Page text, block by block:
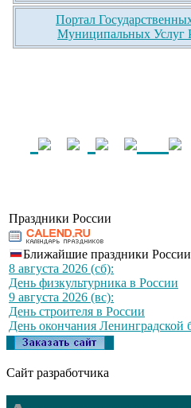
Портал
Муниципальных Услуг
Праздники России
Ближайшие праздники России
8 августа 2026 (сб):
День физкультурника в России
9 августа 2026 (вс):
День строителя в России
День окончания Ленинградской
Сайт разработчика